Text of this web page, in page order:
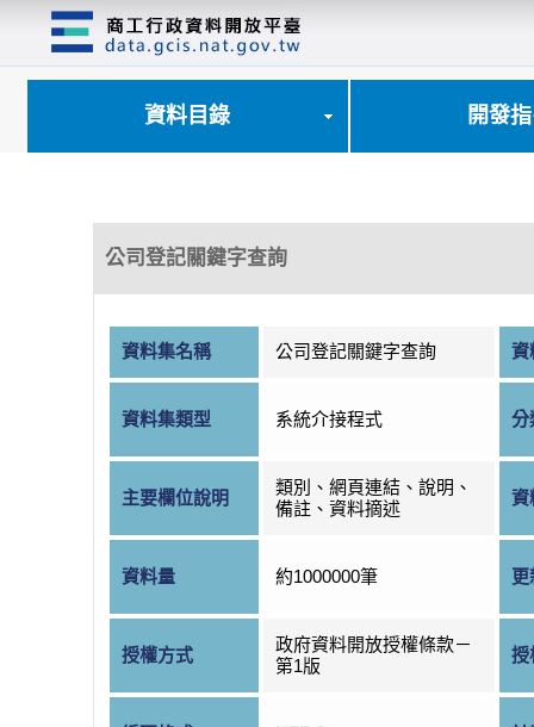
資料目錄 開發
公司登記關鍵字查詢
資料集名稱 公司登記關鍵字查詢 資
資料集類型 系統介接程式 分
主要欄位說明
類別、網頁連結、說明、
備註、資料摘述
資
資料量 約1000000筆 更
授權方式
政府資料開放授權條款－
第1版
授